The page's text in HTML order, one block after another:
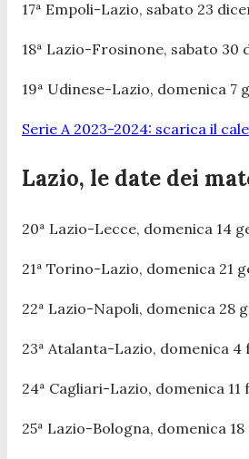
17ª Empoli-Lazio, sabato 23
18ª Lazio-Frosinone, sabato 30
19ª Udinese-Lazio, domenica 7
Serie A 2023-2024: scarica il
Lazio, le date dei
20ª Lazio-Lecce, domenica 14
21ª Torino-Lazio, domenica 21
22ª Lazio-Napoli, domenica 28
23ª Atalanta-Lazio, domenica 4
24ª Cagliari-Lazio, domenica 11
25ª Lazio-Bologna, domenica